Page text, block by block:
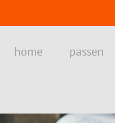
home passen